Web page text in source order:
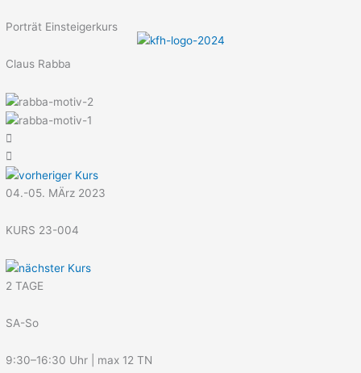
Inhalt
Porträt Einsteigerkurs
Claus Rabba
04.-05. MÄrz 2023
KURS 23-004
2 TAGE
SA-So
9:30–16:30 Uhr | max 12 TN